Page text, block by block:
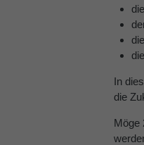
In
die
Möge